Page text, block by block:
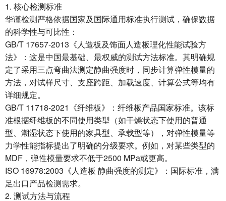
1. 核心检测标准
华谨检测严格依据国家及国际通用标准执行测试，确保数据
的科学性与可比性：
GB/T 17657-2013《人造板及饰面人造板理化性能试验方
法》：这是中国最基础、最权威的测试方法标准。其明确规
定了采用三点弯曲法测定静曲强度时，同步计算弹性模量的
方法，对试样尺寸、支座跨距、加载速度、计算公式等均有
详细规定。
GB/T 11718-2021《纤维板》：纤维板产品国家标准。该标
准根据纤维板的不同使用类型（如干燥状态下使用的普通
型、潮湿状态下使用的家具型、承载型等），对弹性模量等
力学性能指标提出了明确的分级要求。例如，对某些类型的
MDF，弹性模量要求不低于2500 MPa或更高。
ISO 16978:2003《人造板 静曲强度的测定》：国际标准，满
足出口产品检测需求。
2. 测试方法与流程